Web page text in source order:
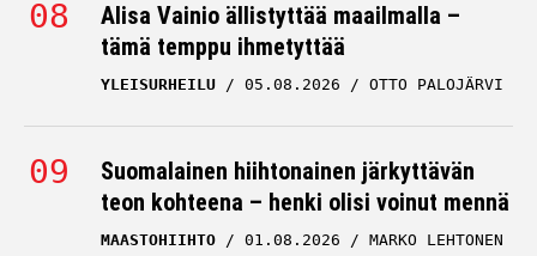
Alisa Vainio ällistyttää maailmalla –
tämä temppu ihmetyttää
YLEISURHEILU 05.08.2026 OTTO PALOJÄRVI
Suomalainen hiihtonainen järkyttävän
teon kohteena – henki olisi voinut mennä
MAASTOHIIHTO 01.08.2026 MARKO LEHTONEN